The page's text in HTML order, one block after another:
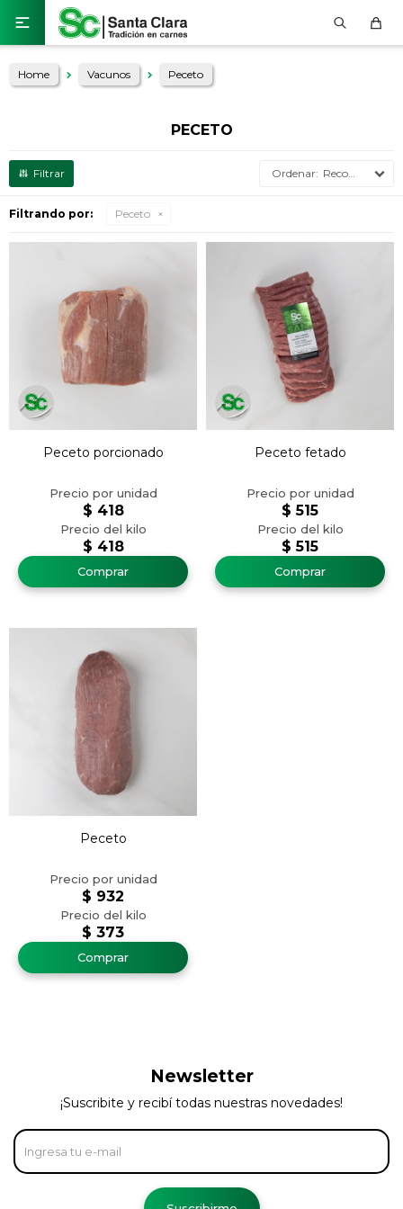

Home Vacunos Peceto
PECETO
Recomendados
Filtrando por: Peceto
Peceto porcionado
$ 418
$ 418
Peceto fetado
$ 515
$ 515
Peceto
$ 373
$ 932
Newsletter
¡Suscribite y recibí todas nuestras novedades!